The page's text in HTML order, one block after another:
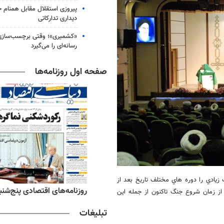
را دوره هاي مختلف تاريخ بعد از
زمان شروع جنگ تاکنون از جمله اين
پیروزی استقلال مقابل همنام
دیداری تدارکاتی
«کشمیری»؛ وقتی
رسانه‌ای را می‌گیرد
صفحه اول روزنامه‌ها
ورزشی پنج‌شنبه ۱۵ مرداد ۱۴۰۵ روزنامه‌های اقتصادی پنج‌شنبه ۱۵ مرداد
تبلیغات